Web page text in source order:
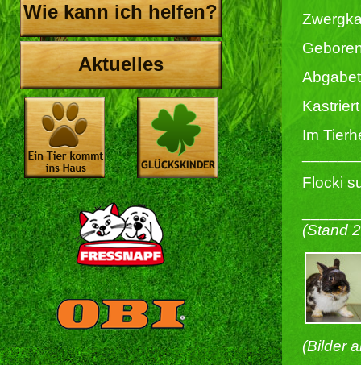
Wie kann ich helfen?
Aktuelles
Im
Flocki
(Stand
(Bilder